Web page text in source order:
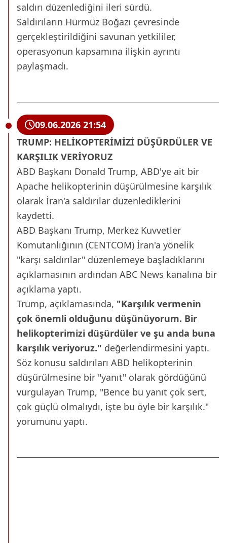
saldırı düzenlediğini ileri sürdü.
Saldırıların Hürmüz Boğazı çevresinde
gerçekleştirildiğini savunan yetkililer,
operasyonun kapsamına ilişkin ayrıntı
paylaşmadı.
09.06.2026 21:54
TRUMP: HELİKOPTERİMİZİ DÜŞÜRDÜLER VE
KARŞILIK VERİYORUZ
ABD Başkanı Donald Trump, ABD'ye ait bir
Apache helikopterinin düşürülmesine karşılık
olarak İran'a saldırılar düzenlediklerini
kaydetti.
ABD Başkanı Trump, Merkez Kuvvetler
Komutanlığının (CENTCOM) İran'a yönelik
"karşı saldırılar" düzenlemeye başladıklarını
açıklamasının ardından ABC News kanalına bir
açıklama yaptı.
Trump, açıklamasında, "Karşılık vermenin
çok önemli olduğunu düşünüyorum. Bir
helikopterimizi düşürdüler ve şu anda buna
karşılık veriyoruz." değerlendirmesini yaptı.
Söz konusu saldırıları ABD helikopterinin
düşürülmesine bir "yanıt" olarak gördüğünü
vurgulayan Trump, "Bence bu yanıt çok sert,
çok güçlü olmalıydı, işte bu öyle bir karşılık."
yorumunu yaptı.